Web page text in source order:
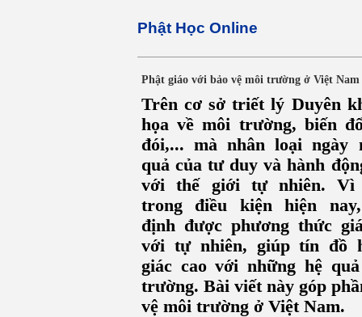
Phật Học Online
Phật giáo với bảo vệ môi trường ở Việt Nam
Trên cơ sở triết lý Duyên
họa về môi trường, biến
đói,... mà nhân loại
quả của tư duy và hành
với thế giới tự nhiên. Vì
trong điều kiện hiện
định được phương thức
với tự nhiên, giúp tín đồ
giác cao với những hệ
trường. Bài viết này góp
vệ môi trường ở Việt Nam.